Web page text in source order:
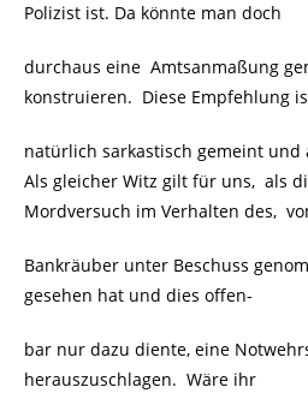
Polizist ist. Da könnte man doch
durchaus eine Amtsanmaßung
konstruieren. Diese Empfehlung
natürlich sarkastisch gemeint und
Als gleicher Witz gilt für uns, als
Mordversuch im Verhalten des,
Bankräuber unter Beschuss
gesehen hat und dies offen-
bar nur dazu diente, eine
herauszuschlagen. Wäre ihr